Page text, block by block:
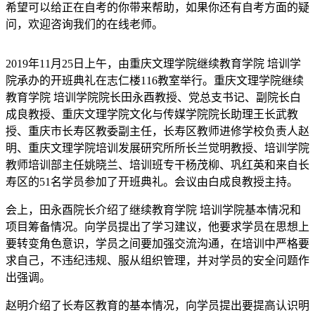
希望可以给正在自考的你带来帮助，如果你还有自考方面的疑
问，欢迎咨询我们的在线老师。
2019年11月25日上午，由重庆文理学院继续教育学院 培训学
院承办的开班典礼在志仁楼116教室举行。重庆文理学院继续
教育学院 培训学院院长田永酉教授、党总支书记、副院长白
成良教授、重庆文理学院文化与传媒学院院长助理王长武教
授、重庆市长寿区教委副主任，长寿区教师进修学校负责人赵
明、重庆文理学院培训发展研究所所长兰觉明教授、培训学院
教师培训部主任姚晓兰、培训班专干杨茂柳、巩红英和来自长
寿区的51名学员参加了开班典礼。会议由白成良教授主持。
会上，田永酉院长介绍了继续教育学院 培训学院基本情况和
项目筹备情况。向学员提出了学习建议，他要求学员在思想上
要转变角色意识，学员之间要加强交流沟通，在培训中严格要
求自己，不违纪违规、服从组织管理，并对学员的安全问题作
出强调。
赵明介绍了长寿区教育的基本情况，向学员提出要提高认识明